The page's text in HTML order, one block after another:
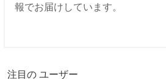
報でお届けしています。
注目の ユーザー